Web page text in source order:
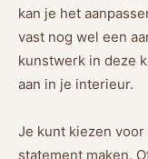
kan je het
vast nog wel een
kunstwerk in deze
aan in je interieur.
Je kunt kiezen
statement maken.